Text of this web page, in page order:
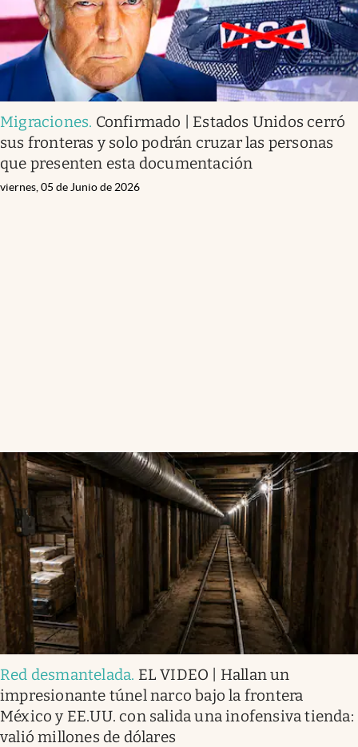
Migraciones. Confirmado | Estados Unidos cerró
sus fronteras y solo podrán cruzar las personas
que presenten esta documentación
viernes, 05 de Junio de 2026
Red desmantelada. EL VIDEO | Hallan un
impresionante túnel narco bajo la frontera
México y EE.UU. con salida una inofensiva tienda:
valió millones de dólares